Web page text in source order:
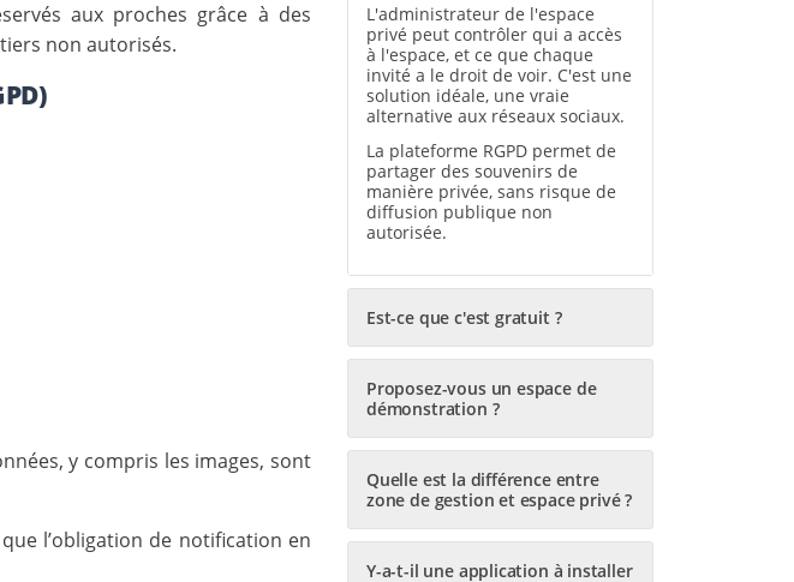
aux proches grâce à des
non autorisés.
y compris les images, sont
l’obligation de notification en
L'administrateur de l'espace
privé peut contrôler qui a accès
à l'espace, et ce que chaque
invité a le droit de voir. C'est une
solution idéale, une vraie
alternative aux réseaux sociaux.
La plateforme RGPD permet de
partager des souvenirs de
manière privée, sans risque de
diffusion publique non
autorisée.
Est-ce que c'est gratuit ?
Proposez-vous un espace de
démonstration ?
Quelle est la différence entre
zone de gestion et espace privé ?
Y-a-t-il une application à installer